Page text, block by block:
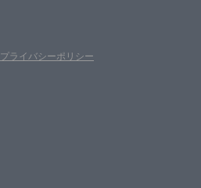
プライバシーポリシー